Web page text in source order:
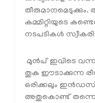
കമ്മിറ്റിയുടെ
നടപടികൾ
മുൻപ് ഇവിടെ വന്ന്
തുക ഈടാക്കുന്ന
ഒരിക്കലും
അതുകൊണ്ട് തന്നെ